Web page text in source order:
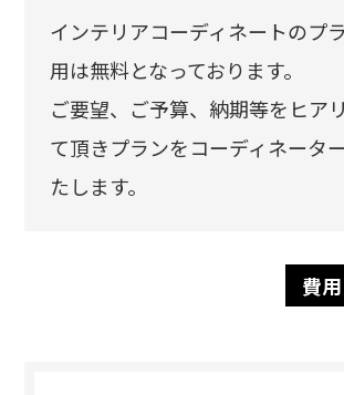
インテリアコーディネートのプ
用は無料となっております。
ご要望、ご予算、納期等をヒア
て頂きプランをコーディネータ
たします。
費